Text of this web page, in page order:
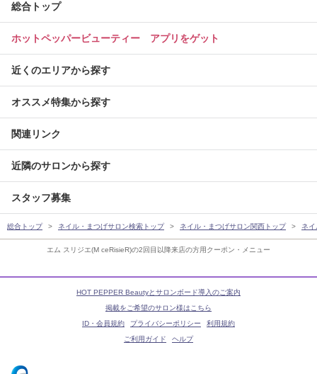
エム スリジエ(M ceRisieR)の2回目以降来店の方用クーポン・メニュー
総合トップ
ホットペッパービューティー アプリをゲット
近くのエリアから探す
オススメ特集から探す
関連リンク
近隣のサロンから探す
スタッフ募集
総合トップ ネイル・まつげサロン検索トップ ネイル・まつげサロン関西トップ ネ
HOT PEPPER Beautyとサロンボード導入のご案内
掲載をご希望のサロン様はこちら
ID・会員規約
プライバシーポリシー
利用規約
ご利用ガイド
ヘルプ